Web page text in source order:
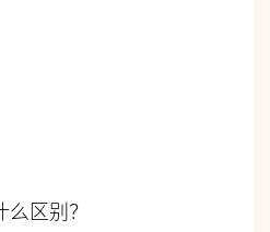
区别？